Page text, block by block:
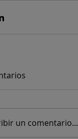
un comentario...